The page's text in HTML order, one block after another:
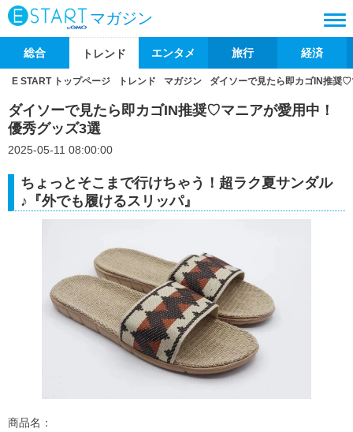
マガジン
総合 トレンド エンタメ 旅行 経済
E START トップページ トレンド マガジン ダイソーで見たら即カゴIN推奨
ダイソーで見たら即カゴIN推奨♡マニアが愛用中！
優秀グッズ3選
2025-05-11 08:00:00
ちょっとそこまで行けちゃう！超ラク夏サンダル
♪『外でも履けるスリッパ』
商品名：